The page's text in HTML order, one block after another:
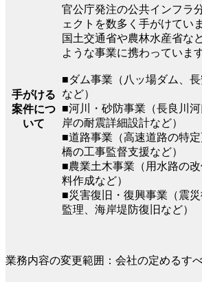
手がける
案件につ
いて
官公庁発注の公共インフラ
ェクトを数多く手がけてい
国土交通省や農林水産省な
ような事業に携わっています
■ダム事業（八ッ場ダム、
など）
■河川・砂防事業（長良川
岸の耐震詳細設計など）
■道路事業（高速道路の特
橋の工事監督支援など）
■農業土木事業（用水路の
料作成など）
■災害復旧・復興事業（震
監理、海岸堤防復旧など）
業務内容の変更範囲：会社の定めるす